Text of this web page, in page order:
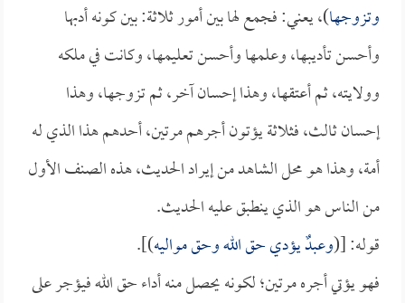
وتزوجها)، يعني: فجمع لها بين أمور ثلاثة: بين كونه أدبها
وأحسن تأديبها، وعلمها وأحسن تعليمها، وكانت في ملكه
وولايته، ثم أعتقها، وهذا إحسان آخر، ثم تزوجها، وهذا
إحسان ثالث، فثلاثة يؤتون أجرهم مرتين، أحدهم هذا الذي له
أمة، وهذا هو محل الشاهد من إيراد الحديث، هذه الصنف الأول
من الناس هو الذي ينطبق عليه الحديث.
قوله: [(وعبدٌ يؤدي حق الله وحق مواليه)].
فهو يؤتي أجره مرتين؛ لكونه يحصل منه أداء حق الله فيؤجر على